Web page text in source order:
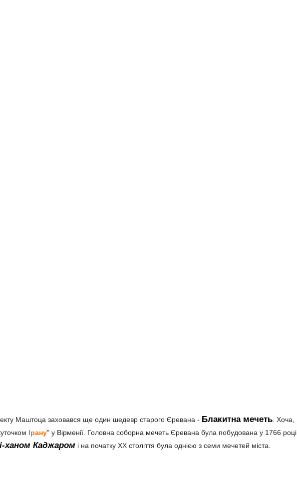
Маштоца заховався ще один шедевр старого Єревана - Блакитна мечеть . Хоча,
Ірану" у Вірменії. Головна соборна мечеть Єревана була побудована у 1766 році
ханом Каджаром і на початку XX століття була однією з семи мечетей міста.